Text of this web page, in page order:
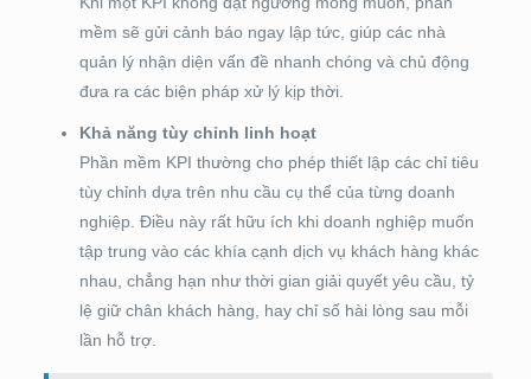
mềm sẽ gửi cảnh báo ngay lập tức, giúp các nhà
quản lý nhận diện vấn đề nhanh chóng và chủ động
đưa ra các biện pháp xử lý kịp thời.
Khả năng tùy chỉnh linh hoạt
Phần mềm KPI thường cho phép thiết lập các chỉ tiêu
tùy chỉnh dựa trên nhu cầu cụ thể của từng doanh
nghiệp. Điều này rất hữu ích khi doanh nghiệp muốn
tập trung vào các khía cạnh dịch vụ khách hàng khác
nhau, chẳng hạn như thời gian giải quyết yêu cầu, tỷ
lệ giữ chân khách hàng, hay chỉ số hài lòng sau mỗi
lần hỗ trợ.